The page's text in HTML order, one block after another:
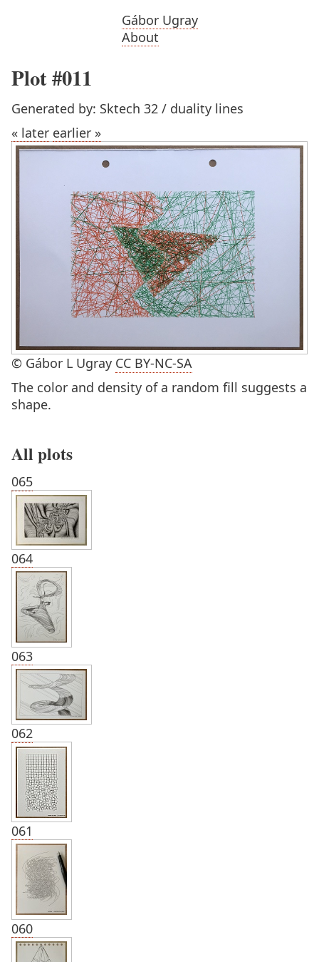
Gábor Ugray
About
Plot #011
Generated by: Sktech 32 / duality lines
« later earlier »
© Gábor L Ugray CC BY-NC-SA
The color and density of a random fill suggests a
shape.
All plots
065
064
063
062
061
060